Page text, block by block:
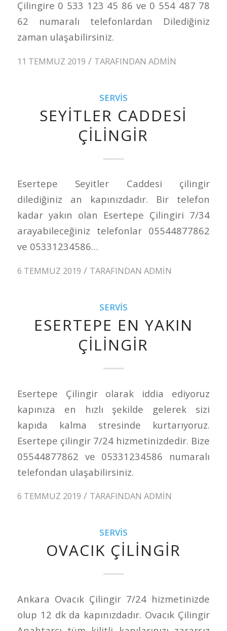
Çilingire 0 533 123 45 86 ve 0 554 487 78
62 numaralı telefonlardan Dilediğiniz
zaman ulaşabilirsiniz.
11 TEMMUZ 2019 / TARAFINDAN ADMIN
SERVIS
SEYITLER CADDESI
ÇILINGIR
Esertepe Seyitler Caddesi çilingir
dilediğiniz an kapınızdadır. Bir telefon
kadar yakın olan Esertepe Çilingiri 7/34
arayabileceğiniz telefonlar 05544877862
ve 05331234586…
6 TEMMUZ 2019 / TARAFINDAN ADMIN
SERVIS
ESERTEPE EN YAKIN
ÇILINGIR
Esertepe Çilingir olarak iddia ediyoruz
kapınıza en hızlı şekilde gelerek sizi
kapıda kalma stresinde kurtarıyoruz.
Esertepe çilingir 7/24 hizmetinizdedir. Bize
05544877862 ve 05331234586 numaralı
telefondan ulaşabilirsiniz.
6 TEMMUZ 2019 / TARAFINDAN ADMIN
SERVIS
OVACIK ÇILINGIR
Ankara Ovacık Çilingir 7/24 hizmetinizde
olup 12 dk da kapınızdadır. Ovacık Çilingir